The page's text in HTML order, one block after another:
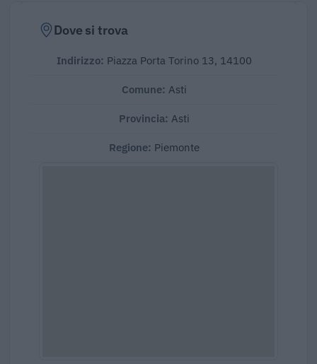
Dove si trova
Indirizzo: Piazza Porta Torino 13, 14100
Comune: Asti
Provincia: Asti
Regione: Piemonte